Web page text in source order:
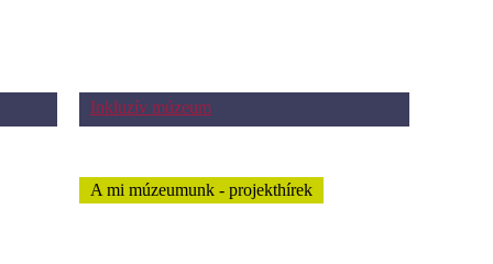
Inkluzív múzeum
A mi múzeumunk - projekthírek